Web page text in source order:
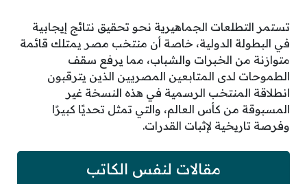
تستمر التطلعات الجماهيرية نحو تحقيق نتائج إيجابية
في البطولة الدولية، خاصة أن منتخب مصر يمتلك قائمة
متوازنة من الخبرات والشباب، مما يرفع سقف
الطموحات لدى المتابعين المصريين الذين يترقبون
انطلاقة المنتخب الرسمية في هذه النسخة غير
المسبوقة من كأس العالم، والتي تمثل تحديًا كبيرًا
وفرصة تاريخية لإثبات القدرات.
مقالات لنفس الكاتب